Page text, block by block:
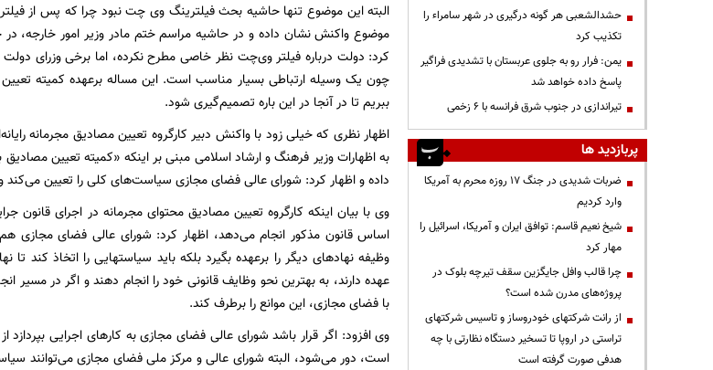
البته این موضوع تنها حاشیه بحث فیلترینگ وی چت نبود چرا که پس از
موضوع واکنش نشان داده و در حاشیه مراسم ختم مادر وزیر امور خارجه،
کرد: دولت درباره فیلتر وی‌چت نظر خاصی مطرح نکرده، اما برخی وزرای
چون یک وسیله ارتباطی بسیار مناسب است. این مساله برعهده کمیته
ببریم تا در آنجا در این باره تصمیم‌گیری شود.
اظهار نظری که خیلی زود با واکنش دبیر کارگروه تعیین مصادیق مجرمانه
به اظهارات وزیر فرهنگ و ارشاد اسلامی مبنی بر اینکه «کمیته تعیین
داده و اظهار کرد: شورای عالی فضای مجازی سیاست‌های کلی را تعیین می‌کند و
اساس قانون مذکور انجام می‌دهد، اظهار کرد: شورای عالی فضای
وظیفه نهادهای دیگر را برعهده بگیرد بلکه باید سیاستهایی را اتخاذ کند
عهده دارند، به بهترین نحو وظایف قانونی خود را انجام دهند و اگر در مسیر
با فضای مجازی، این موانع را برطرف کند.
وی افزود: اگر قرار باشد شورای عالی فضای مجازی به کارهای اجرایی
است، دور می‌شود، البته شورای عالی و مرکز ملی فضای مجازی می‌توانند
حشدالشعبی هر گونه درگیری در شهر سامراء را
تکذیب کرد
یمن: فرار رو به جلوی عربستان با تشدیدی فراگیر
پاسخ داده خواهد شد
تیراندازی در جنوب شرق فرانسه با ۶ زخمی
پربازدید ها
ضربات شدیدی در جنگ ۱۷ روزه محرم به آمریکا
وارد کردیم
شیخ نعیم قاسم: توافق ایران و آمریکا، اسرائیل را
مهار کرد
چرا قالب وافل جایگزین سقف تیرچه بلوک در
پروژه‌های مدرن شده است؟
از رانت‌ شرکتهای خودروساز و تاسیس شرکتهای
تراستی در اروپا تا تسخیر دستگاه نظارتی با چه
هدفی صورت گرفته است